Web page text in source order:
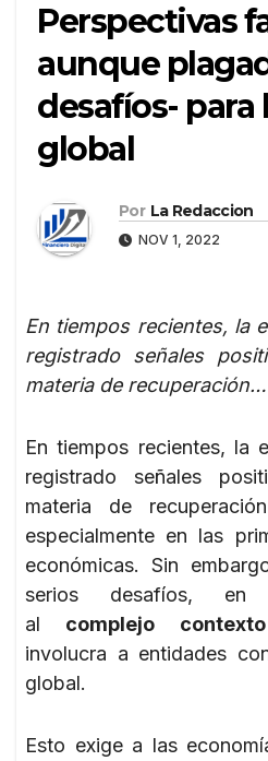
Perspectivas
aunque
desafíos- para
global
Por La Redaccion
NOV 1, 2022
En tiempos recientes, la
registrado señales
materia de recuperación…
En tiempos recientes, la
registrado señales
materia de
especialmente en las
económicas. Sin
serios desafíos, en
al complejo
involucra a entidades
global.
Esto exige a las